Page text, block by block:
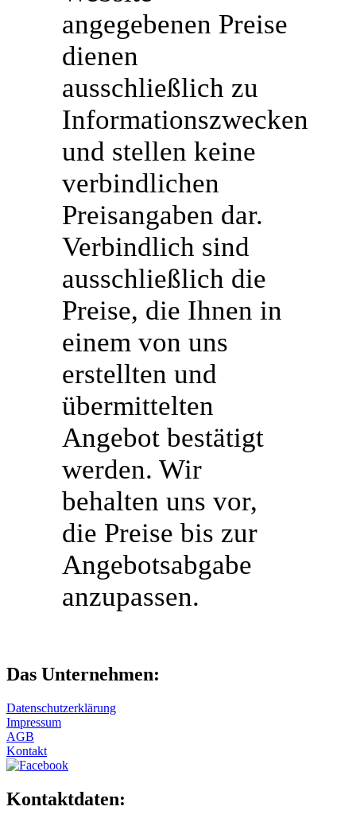
angegebenen Preise
dienen
ausschließlich zu
Informationszwecken
und stellen keine
verbindlichen
Preisangaben dar.
Verbindlich sind
ausschließlich die
Preise, die Ihnen in
einem von uns
erstellten und
übermittelten
Angebot bestätigt
werden. Wir
behalten uns vor,
die Preise bis zur
Angebotsabgabe
anzupassen.
Das Unternehmen:
Datenschutzerklärung
Impressum
AGB
Kontakt
Kontaktdaten: